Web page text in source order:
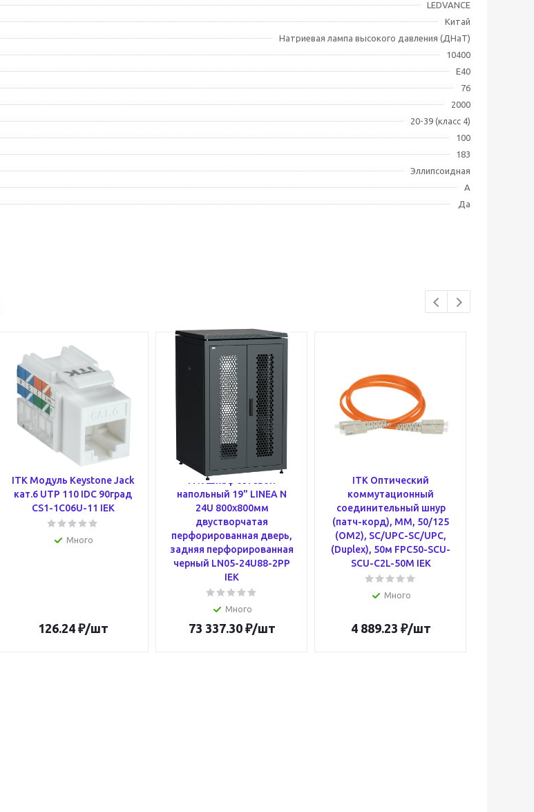
LEDVANCE
Китай
Натриевая лампа высокого давления (ДНаТ)
10400
E40
76
2000
20-39 (класс 4)
100
183
Эллипсоидная
A
Да
ITK Модуль Keystone Jack
кат.6 UTP 110 IDC 90град
CS1-1C06U-11 IEK
Много
126.24₽/шт
ITK Шкаф сетевой
напольный 19" LINEA N
24U 800х800мм
двустворчатая
перфорированная дверь,
задняя перфорированная
черный LN05-24U88-2PP
IEK
Много
73 337.30₽/шт
ITK Оптический
коммутационный
соединительный шнур
(патч-корд), MM, 50/125
(OM2), SC/UPC-SC/UPC,
(Duplex), 50м FPC50-SCU-
SCU-C2L-50M IEK
Много
4 889.23 ₽/шт